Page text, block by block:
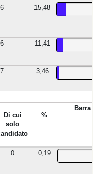
15,48
11,41
3,46
Di cui
solo
%
Barra %
0 0,19